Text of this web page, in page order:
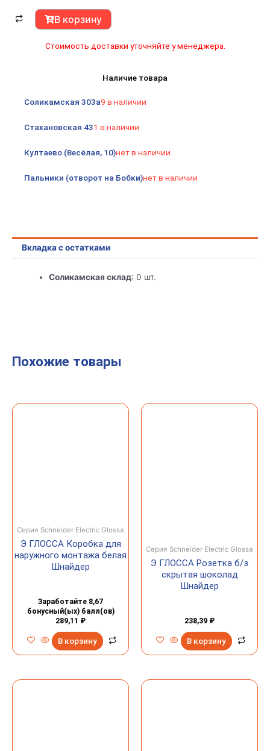
ГЛОССА
В корзину
Стоимость доставки уточняйте у менеджера.
Наличие товара
Соликамская 303а9 в наличии
Стахановская 431 в наличии
Култаево (Весёлая, 10)нет в наличии
Пальники (отворот на Бобки)нет в наличии
Вкладка с остатками
Соликамская склад: 0 шт.
Похожие товары
Серия Schneider Electric Glossa
Э ГЛОССА Коробка для
наружного монтажа белая
Шнайдер
Заработайте 8,67
бонусный(ых) балл(ов)
289,11 ₽
В корзину
Серия Schneider Electric Glossa
Э ГЛОССА Розетка б/з
скрытая шоколад
Шнайдер
238,39 ₽
В корзину